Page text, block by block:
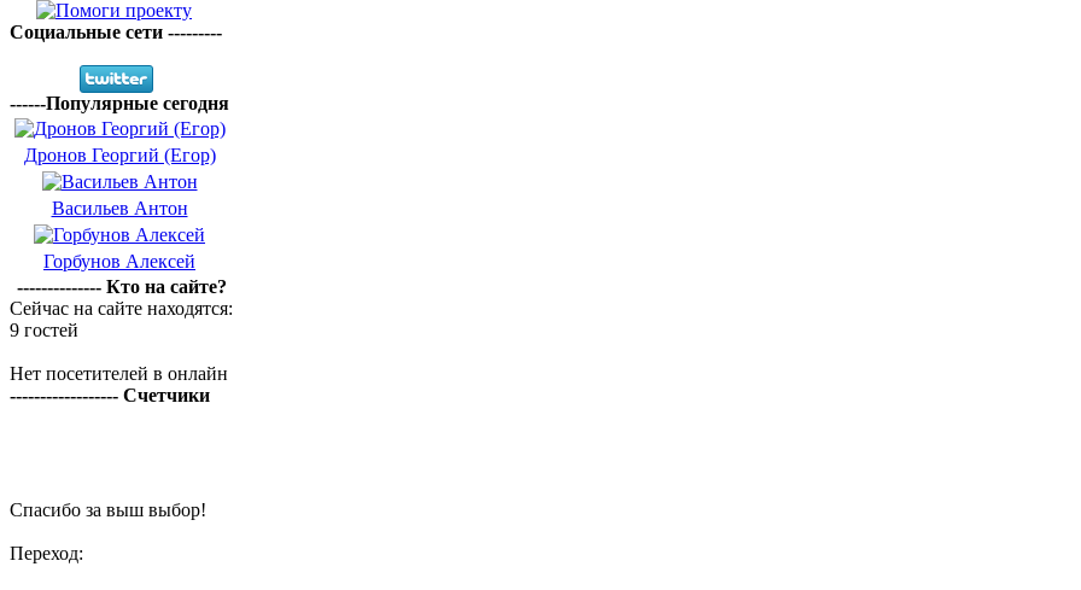
Социальные сети ---------
------Популярные сегодня
Дронов Георгий (Егор)
Васильев Антон
Горбунов Алексей
-------------- Кто на сайте?
Сейчас на сайте находятся:
9 гостей
Нет посетителей в онлайн
------------------ Счетчики
Спасибо за выш выбор!
Переход: